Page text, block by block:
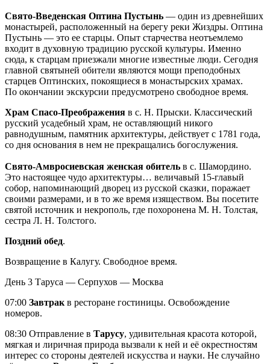
Свято-Введенская Оптина Пустынь — один из древнейших
монастырей, расположенный на берегу реки Жиздры. Оптина
Пустынь — это ее старцы. Опыт старчества неотъемлемо
входит в духовную традицию русской культуры. Именно
сюда, к старцам приезжали многие известные люди. Сегодня
главной святыней обители являются мощи преподобных
старцев Оптинских, покоящиеся в монастырских храмах.
По окончании экскурсии предусмотрено свободное время.
Храм Спасо-Преображения в с. Н. Прыски. Классический
русский усадебный храм, не оставляющий никого
равнодушным, памятник архитектуры, действует с 1781 года,
со дня основания в нем не прекращались богослужения.
Свято-Амвросиевская женская обитель в с. Шамордино.
Это настоящее чудо архитектуры… величавый 15-главый
собор, напоминающий дворец из русской сказки, поражает
своими размерами, и в то же время изяществом. Вы посетите
святой источник и некрополь, где похоронена М. Н. Толстая,
сестра Л. Н. Толстого.
Поздний обед.
Возвращение в Калугу. Свободное время.
День 3 Таруса — Серпухов — Москва
07:00 Завтрак в ресторане гостиницы. Освобождение
номеров.
08:30 Отправление в Тарусу, удивительная красота которой,
мягкая и лиричная природа вызвали к ней и её окрестностям
интерес со стороны деятелей искусства и науки. Не случайно